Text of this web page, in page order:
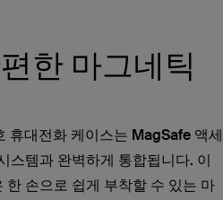
한 마그네틱
휴대전화 케이스는 MagSafe 액세
스템과 완벽하게 통합됩니다. 이
한 손으로 쉽게 부착할 수 있는 마